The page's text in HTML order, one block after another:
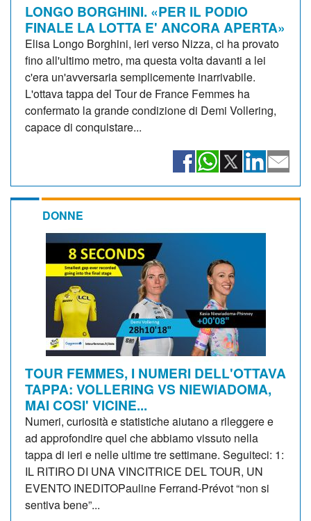
LONGO BORGHINI. «PER IL PODIO
FINALE LA LOTTA E' ANCORA APERTA»
Elisa Longo Borghini, ieri verso Nizza, ci ha provato
fino all'ultimo metro, ma questa volta davanti a lei
c'era un'avversaria semplicemente inarrivabile.
L'ottava tappa del Tour de France Femmes ha
confermato la grande condizione di Demi Vollering,
capace di conquistare...
DONNE
TOUR FEMMES, I NUMERI DELL'OTTAVA
TAPPA: VOLLERING VS NIEWIADOMA,
MAI COSI' VICINE...
Numeri, curiosità e statistiche aiutano a rileggere e
ad approfondire quel che abbiamo vissuto nella
tappa di ieri e nelle ultime tre settimane. Seguiteci: 1:
IL RITIRO DI UNA VINCITRICE DEL TOUR, UN
EVENTO INEDITOPauline Ferrand-Prévot “non si
sentiva bene”...